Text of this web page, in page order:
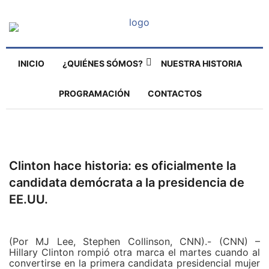
INICIO ¿QUIÉNES SÓMOS? NUESTRA HISTORIA
PROGRAMACIÓN CONTACTOS
Clinton hace historia: es oficialmente la
candidata demócrata a la presidencia de
EE.UU.
(Por MJ Lee, Stephen Collinson, CNN).- (CNN) –
Hillary Clinton rompió otra marca el martes cuando al
convertirse en la primera candidata presidencial mujer